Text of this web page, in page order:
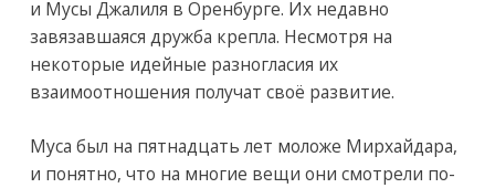
и Мусы Джалиля в Оренбурге. Их недавно
завязавшаяся дружба крепла. Несмотря на
некоторые идейные разногласия их
взаимоотношения получат своё развитие.
Муса был на пятнадцать лет моложе Мирхайдара,
и понятно, что на многие вещи они смотрели по-